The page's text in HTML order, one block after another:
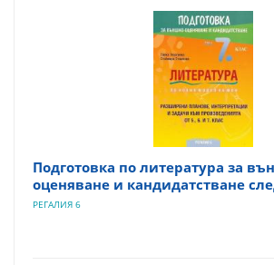
Подготовка по литература за
оценяване и кандидатстване
РЕГАЛИЯ 6